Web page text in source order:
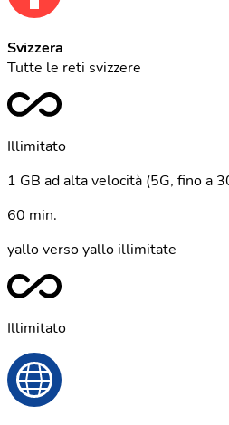
Svizzera
Tutte le reti svizzere
Illimitato
1 GB ad alta velocità (5G, fino a
60 min.
yallo verso yallo illimitate
Illimitato